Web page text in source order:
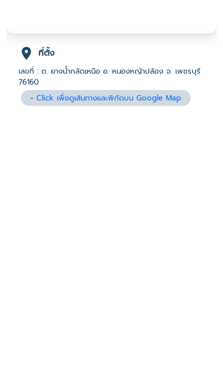
ที่ตั้ง
เลขที่ : ต. ยางน้ำกลัดเหนือ อ. หนองหญ้าปล้อง จ. เพชรบุรี
76160
-Click เพื่อดูเส้นทางและพิกัดบน Google Map